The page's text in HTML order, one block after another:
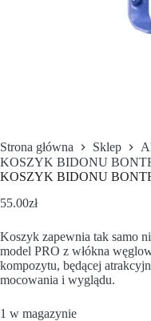
Strona główna Sklep
KOSZYK BIDONU
KOSZYK BIDONU
55.00zł
Koszyk zapewnia tak samo
model PRO z włókna
kompozytu, będącej
mocowania i wyglądu.
1 w magazynie